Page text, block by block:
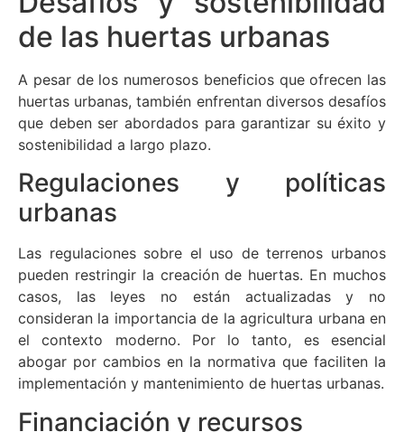
de las huertas urbanas
A pesar de los numerosos beneficios que ofrecen las
huertas urbanas, también enfrentan diversos desafíos
que deben ser abordados para garantizar su éxito y
sostenibilidad a largo plazo.
Regulaciones y políticas
urbanas
Las regulaciones sobre el uso de terrenos urbanos
pueden restringir la creación de huertas. En muchos
casos, las leyes no están actualizadas y no
consideran la importancia de la agricultura urbana en
el contexto moderno. Por lo tanto, es esencial
abogar por cambios en la normativa que faciliten la
implementación y mantenimiento de huertas urbanas.
Financiación y recursos